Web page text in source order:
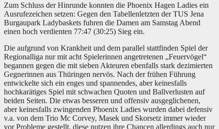
Zum Schluss der Hinrunde konnten die Phoenix Hagen Ladies ein
Ausrufezeichen setzen: Gegen den Tabellenletzten der TUS Jena
Burgaupark Ladybaskets fuhren die Damen am Samstag Abend
einen hoch verdienten 77:47 (30:25) Sieg ein.
Die aufgrund von Krankheit und dem parallel stattfinden Spiel der
Regionalliga nur mit acht Spielerinnen angetretenen „Feuervögel“
begannen gegen die mit sieben Akteuren ebenfalls stark dezimierten
Gegnerinnen aus Thüringen nervös. Nach der frühen Führung
entwickelte sich ein enges und spannendes, aber keinesfalls
hochkarätiges Spiel mit schwachen Quoten und Ballverlusten auf
beiden Seiten. Die etwas besseren und offensiv ausgeglichenen,
aber keinesfalls zwingenden Phoenix Ladies wurden dabei defensiv
v.a. von dem Trio Mc Corvey, Masek und Skorsetz immer wieder
vor Probleme gestellt, diese nutzen ihre Chancen allerdings auch nur